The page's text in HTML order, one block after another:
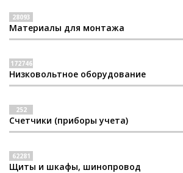
28093
Материалы для монтажа
172746
Низковольтное оборудование
252
Счетчики (приборы учета)
62281
Щиты и шкафы, шинопровод